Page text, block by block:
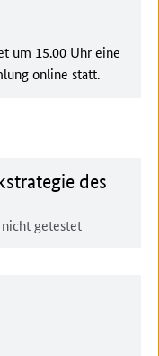
um 15.00 Uhr eine
online statt.
des
getestet